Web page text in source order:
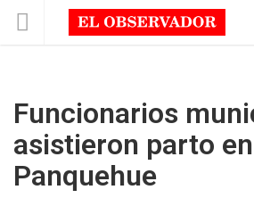
Funcionarios
asistieron parto en
Panquehue